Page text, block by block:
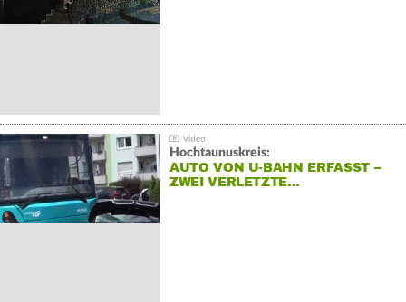
Hochtaunuskreis:
AUTO VON U-BAHN ERFASST –
ZWEI VERLETZTE…